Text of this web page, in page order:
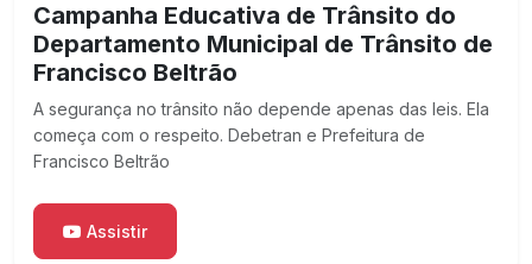
Campanha Educativa de Trânsito do
Departamento Municipal de Trânsito de
Francisco Beltrão
A segurança no trânsito não depende apenas das leis. Ela
começa com o respeito. Debetran e Prefeitura de
Francisco Beltrão
Assistir